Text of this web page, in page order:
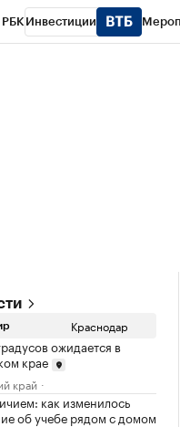
РБК Инвестиции
Краснодар
ожидается в
крае
край
как изменилось
об учебе рядом с домом